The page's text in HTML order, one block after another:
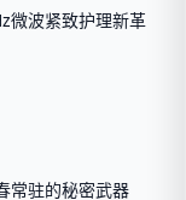
微波紧致护理新革
常驻的秘密武器